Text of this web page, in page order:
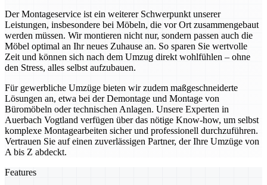
Der Montageservice ist ein weiterer Schwerpunkt unserer
Leistungen, insbesondere bei Möbeln, die vor Ort zusammengebaut
werden müssen. Wir montieren nicht nur, sondern passen auch die
Möbel optimal an Ihr neues Zuhause an. So sparen Sie wertvolle
Zeit und können sich nach dem Umzug direkt wohlfühlen – ohne
den Stress, alles selbst aufzubauen.
Für gewerbliche Umzüge bieten wir zudem maßgeschneiderte
Lösungen an, etwa bei der Demontage und Montage von
Büromöbeln oder technischen Anlagen. Unsere Experten in
Auerbach Vogtland verfügen über das nötige Know-how, um selbst
komplexe Montagearbeiten sicher und professionell durchzuführen.
Vertrauen Sie auf einen zuverlässigen Partner, der Ihre Umzüge von
A bis Z abdeckt.
Features